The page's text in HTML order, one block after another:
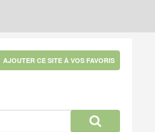
AJOUTER CE SITE À VOS FAVORIS